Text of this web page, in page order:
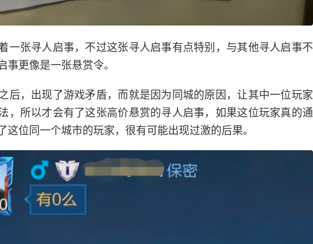
一张寻人启事，不过这张寻人启事有点特别，与其他寻人启事不
事更像是一张悬赏令。
后，出现了游戏矛盾，而就是因为同城的原因，让其中一位玩家
，所以才会有了这张高价悬赏的寻人启事，如果这位玩家真的通
这位同一个城市的玩家，很有可能出现过激的后果。